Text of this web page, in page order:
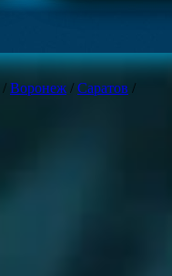
/ Воронеж / Саратов /